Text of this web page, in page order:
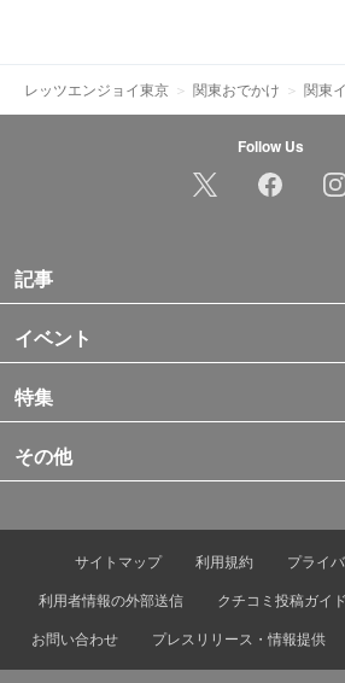
レッツエンジョイ東京 関東おでかけ 関東
Follow Us
記事
イベント
特集
その他
サイトマップ 利用規約
プライ
利用者情報の外部送信
クチコミ投稿ガイ
お問い合わせ
プレスリリース・情報提供